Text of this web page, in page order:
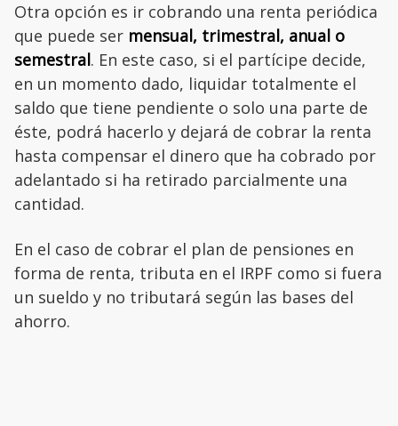
Otra opción es ir cobrando una renta periódica
que puede ser mensual, trimestral, anual o
semestral. En este caso, si el partícipe decide,
en un momento dado, liquidar totalmente el
saldo que tiene pendiente o solo una parte de
éste, podrá hacerlo y dejará de cobrar la renta
hasta compensar el dinero que ha cobrado por
adelantado si ha retirado parcialmente una
cantidad.
En el caso de cobrar el plan de pensiones en
forma de renta, tributa en el IRPF como si fuera
un sueldo y no tributará según las bases del
ahorro.